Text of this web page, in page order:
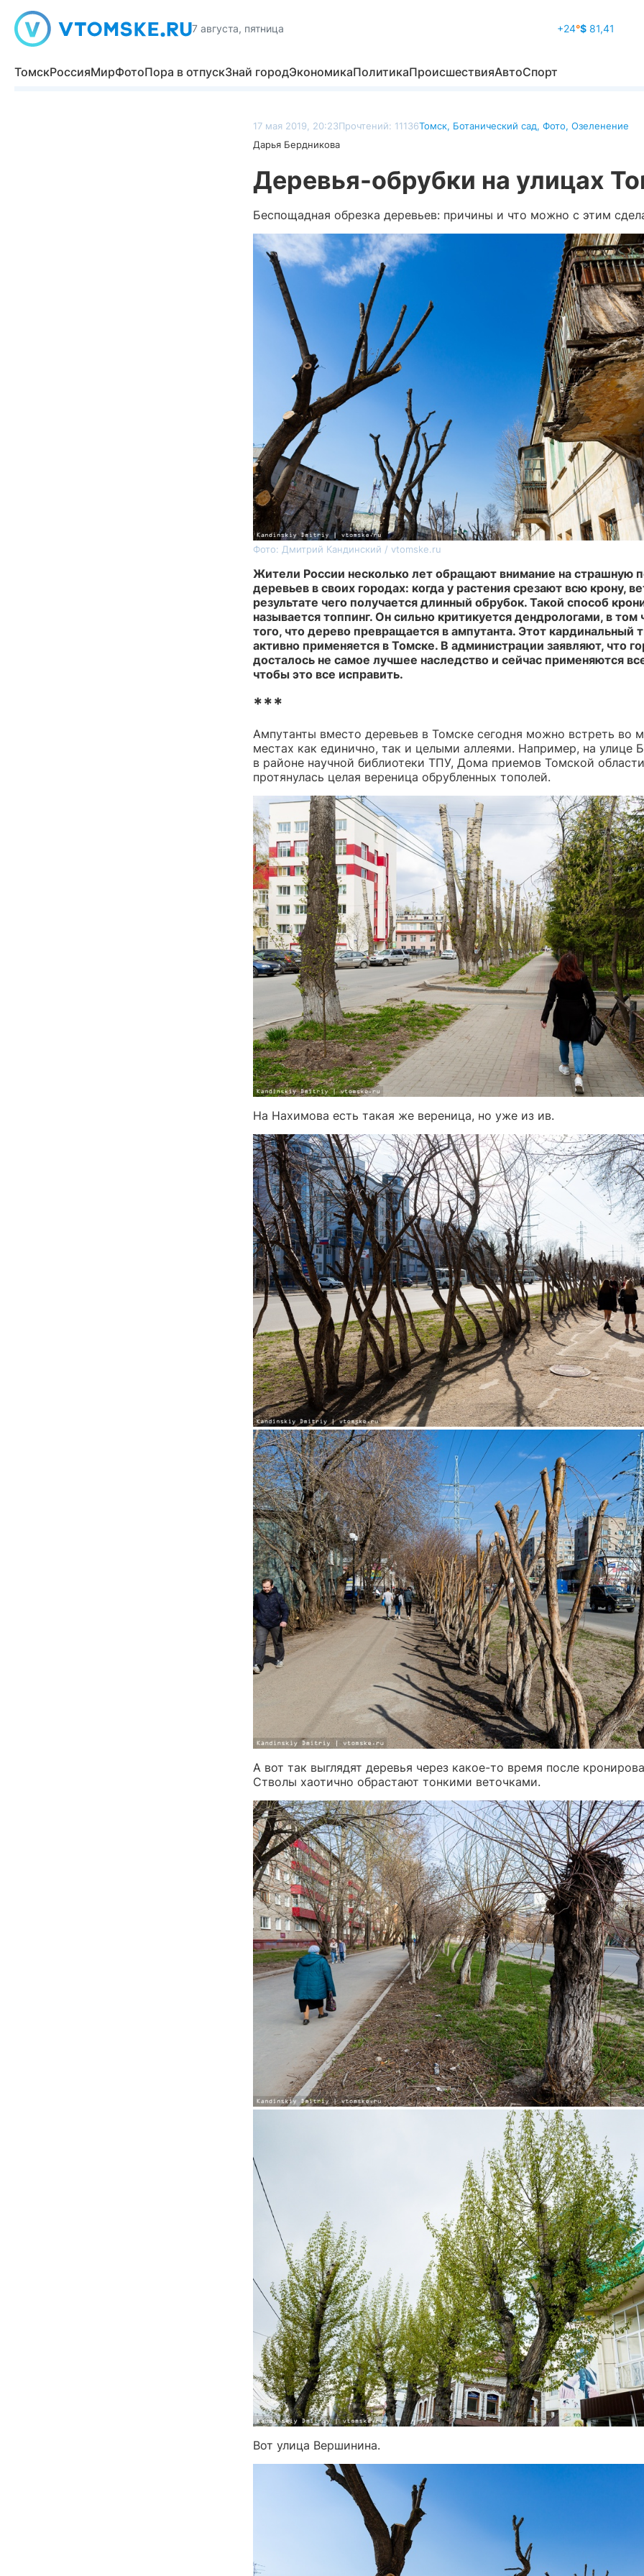
7 августа, пятница +24°$ 81,41
ТомскРоссияМирФотоПора в отпускЗнай городЭкономикаПолитикаПроисшествияАвтоСпорт
17 мая 2019, 20:23Прочтений: 11136Томск, Ботанический сад, Фото, Озеленение
Дарья Бердникова
Деревья-обрубки на улицах
Беспощадная обрезка деревьев: причины и что можно с этим
Фото: Дмитрий Кандинский / vtomske.ru
Жители России несколько лет обращают внимание на страшную
деревьев в своих городах: когда у растения срезают всю крону,
результате чего получается длинный обрубок. Такой способ
называется топпинг. Он сильно критикуется дендрологами, в том
того, что дерево превращается в ампутанта. Этот кардинальный
активно применяется в Томске. В администрации заявляют, что
досталось не самое лучшее наследство и сейчас применяются
чтобы это все исправить.
***
Ампутанты вместо деревьев в Томске сегодня можно встреть во
местах как единично, так и целыми аллеями. Например, на улице
в районе научной библиотеки ТПУ, Дома приемов Томской
протянулась целая вереница обрубленных тополей.
На Нахимова есть такая же вереница, но уже из ив.
А вот так выглядят деревья через какое-то время после
Стволы хаотично обрастают тонкими веточками.
Вот улица Вершинина.